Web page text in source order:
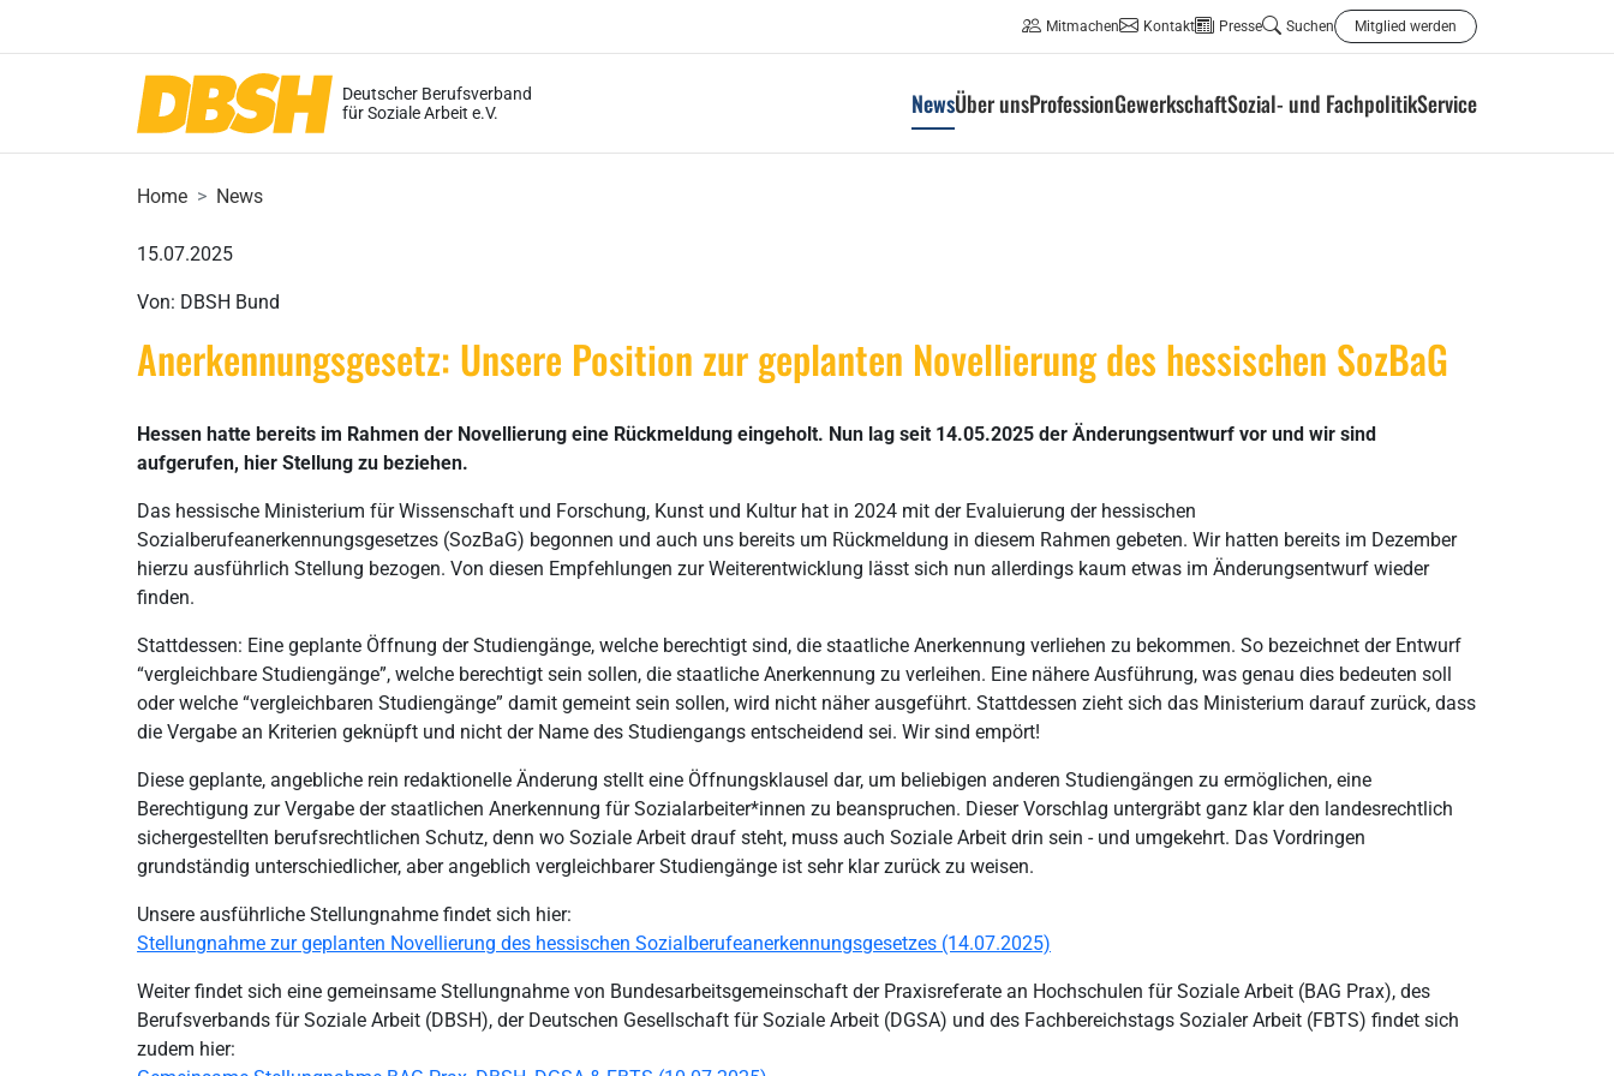
Mitmachen Kontakt Presse Suchen Mitglied werden
Deutscher Berufsverband
für Soziale Arbeit e.V.
NewsÜber unsProfessionGewerkschaftSozial- und FachpolitikService
Home News
15.07.2025
Von: DBSH Bund
Anerkennungsgesetz: Unsere Position zur geplanten Novellierung des hessischen SozBaG
Hessen hatte bereits im Rahmen der Novellierung eine Rückmeldung eingeholt. Nun lag seit 14.05.2025 der Änderungsentwurf vor und wir sind
aufgerufen, hier Stellung zu beziehen.
Das hessische Ministerium für Wissenschaft und Forschung, Kunst und Kultur hat in 2024 mit der Evaluierung der hessischen
Sozialberufeanerkennungsgesetzes (SozBaG) begonnen und auch uns bereits um Rückmeldung in diesem Rahmen gebeten. Wir hatten bereits im Dezember
hierzu ausführlich Stellung bezogen. Von diesen Empfehlungen zur Weiterentwicklung lässt sich nun allerdings kaum etwas im Änderungsentwurf wieder
finden.
Stattdessen: Eine geplante Öffnung der Studiengänge, welche berechtigt sind, die staatliche Anerkennung verliehen zu bekommen. So bezeichnet der Entwurf
“vergleichbare Studiengänge”, welche berechtigt sein sollen, die staatliche Anerkennung zu verleihen. Eine nähere Ausführung, was genau dies bedeuten soll
oder welche “vergleichbaren Studiengänge” damit gemeint sein sollen, wird nicht näher ausgeführt. Stattdessen zieht sich das Ministerium darauf zurück, dass
die Vergabe an Kriterien geknüpft und nicht der Name des Studiengangs entscheidend sei. Wir sind empört!
Diese geplante, angebliche rein redaktionelle Änderung stellt eine Öffnungsklausel dar, um beliebigen anderen Studiengängen zu ermöglichen, eine
Berechtigung zur Vergabe der staatlichen Anerkennung für Sozialarbeiter*innen zu beanspruchen. Dieser Vorschlag untergräbt ganz klar den landesrechtlich
sichergestellten berufsrechtlichen Schutz, denn wo Soziale Arbeit drauf steht, muss auch Soziale Arbeit drin sein - und umgekehrt. Das Vordringen
grundständig unterschiedlicher, aber angeblich vergleichbarer Studiengänge ist sehr klar zurück zu weisen.
Unsere ausführliche Stellungnahme findet sich hier:
Stellungnahme zur geplanten Novellierung des hessischen Sozialberufeanerkennungsgesetzes (14.07.2025)
Weiter findet sich eine gemeinsame Stellungnahme von Bundesarbeitsgemeinschaft der Praxisreferate an Hochschulen für Soziale Arbeit (BAG Prax), des
Berufsverbands für Soziale Arbeit (DBSH), der Deutschen Gesellschaft für Soziale Arbeit (DGSA) und des Fachbereichstags Sozialer Arbeit (FBTS) findet sich
zudem hier: